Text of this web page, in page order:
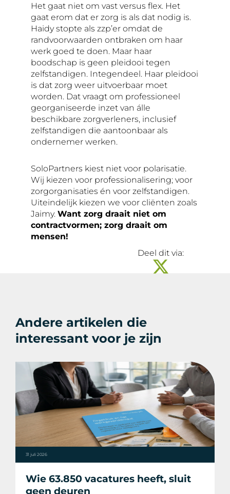
Het gaat niet om vast versus flex. Het
gaat erom dat er zorg is als dat nodig is.
Haidy stopte als zzp’er omdat de
randvoorwaarden ontbraken om haar
werk goed te doen. Maar haar
boodschap is geen pleidooi tegen
zelfstandigen. Integendeel. Haar pleidooi
is dat zorg weer uitvoerbaar moet
worden. Dat vraagt om professioneel
georganiseerde inzet van álle
beschikbare zorgverleners, inclusief
zelfstandigen die aantoonbaar als
ondernemer werken.
SoloPartners kiest niet voor polarisatie.
Wij kiezen voor professionalisering; voor
zorgorganisaties én voor zelfstandigen.
Uiteindelijk kiezen we voor cliënten zoals
Jaimy. Want zorg draait niet om
contractvormen; zorg draait om
mensen!
Deel dit via:
Andere artikelen die
interessant voor je zijn
31 juli 2026
Wie 63.850 vacatures heeft, sluit
geen deuren